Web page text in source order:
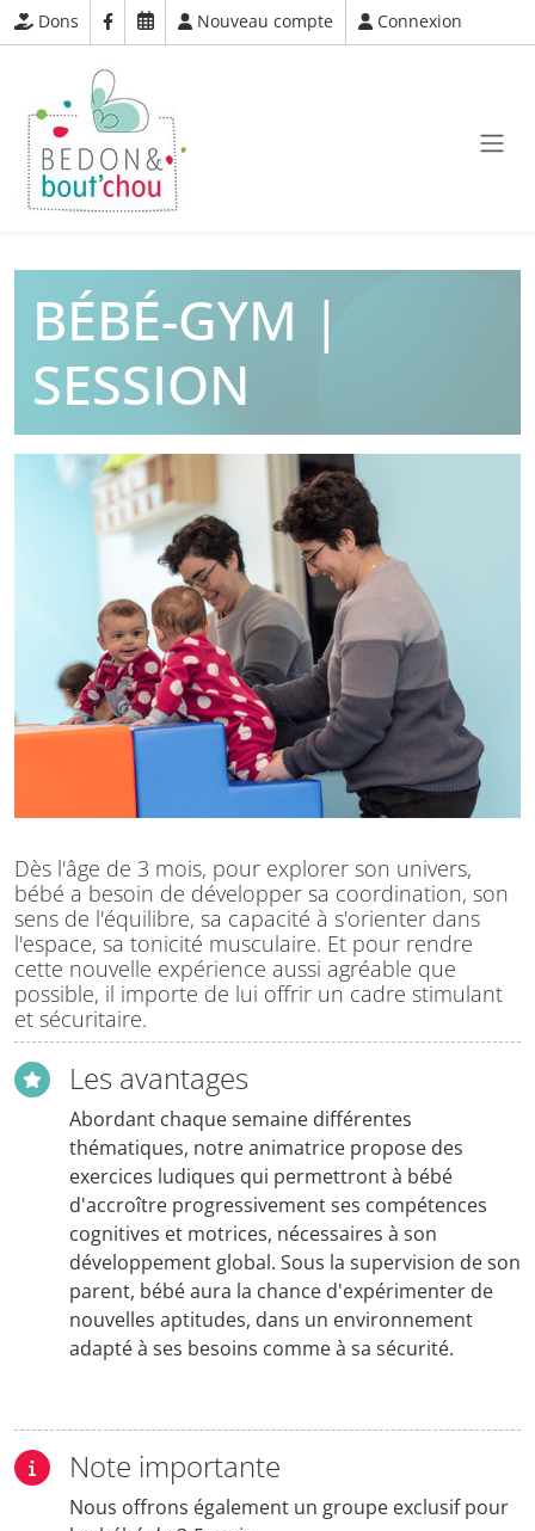
Dons Nouveau compte Connexion
BÉBÉ-GYM |
SESSION
Dès l'âge de 3 mois, pour explorer son univers,
bébé a besoin de développer sa coordination, son
sens de l'équilibre, sa capacité à s'orienter dans
l'espace, sa tonicité musculaire. Et pour rendre
cette nouvelle expérience aussi agréable que
possible, il importe de lui offrir un cadre stimulant
et sécuritaire.
Les avantages
Abordant chaque semaine différentes
thématiques, notre animatrice propose des
exercices ludiques qui permettront à bébé
d'accroître progressivement ses compétences
cognitives et motrices, nécessaires à son
développement global. Sous la supervision de son
parent, bébé aura la chance d'expérimenter de
nouvelles aptitudes, dans un environnement
adapté à ses besoins comme à sa sécurité.
Note importante
Nous offrons également un groupe exclusif pour